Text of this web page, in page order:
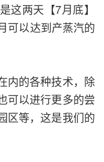
这两天【7月底】
可以达到产蒸汽的
内的各种技术，除
可以进行更多的尝
区等，这是我们的